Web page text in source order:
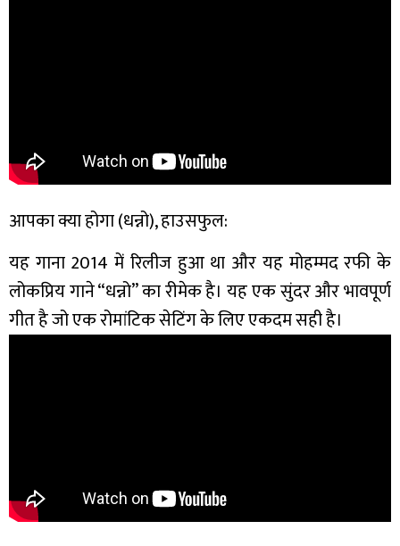
आपका क्या होगा (धन्नो), हाउसफुल:
यह गाना 2014 में रिलीज हुआ था और यह मोहम्मद रफी के
लोकप्रिय गाने “धन्नो” का रीमेक है। यह एक सुंदर और भावपूर्ण
गीत है जो एक रोमांटिक सेटिंग के लिए एकदम सही है।